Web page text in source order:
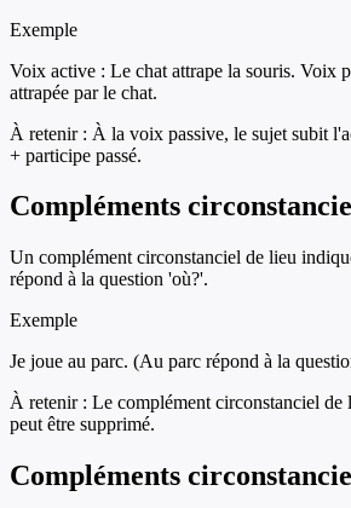
Exemple
Voix active : Le chat attrape la souris. Voix
attrapée par le chat.
À retenir : À la voix passive, le sujet subit
+ participe passé.
Compléments
Un complément circonstanciel de lieu
répond à la question 'où?'.
Exemple
Je joue au parc. (Au parc répond à la
À retenir : Le complément circonstanciel de
peut être supprimé.
Compléments